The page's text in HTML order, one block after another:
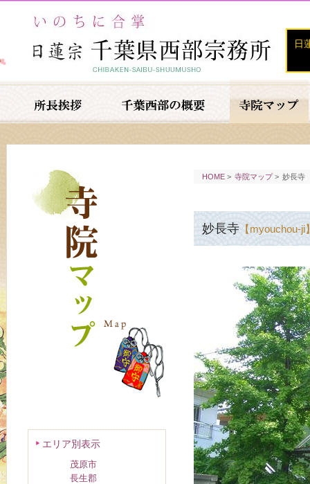
日
HOME > 寺院マップ> 妙長寺
妙長寺 【myouchou-ji
エリア別表示
茂原市
長生郡